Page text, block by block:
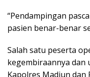
“Pendampingan
pasien benar-benar
Salah satu peserta
kegembiraannya dan
Kapolres Madiun dan